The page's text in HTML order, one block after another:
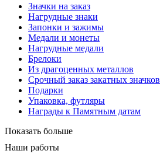
Значки на заказ
Нагрудные знаки
Запонки и зажимы
Медали и монеты
Нагрудные медали
Брелоки
Из драгоценных металлов
Срочный заказ закатных значков
Подарки
Упаковка, футляры
Награды к Памятным датам
Показать больше
Наши работы